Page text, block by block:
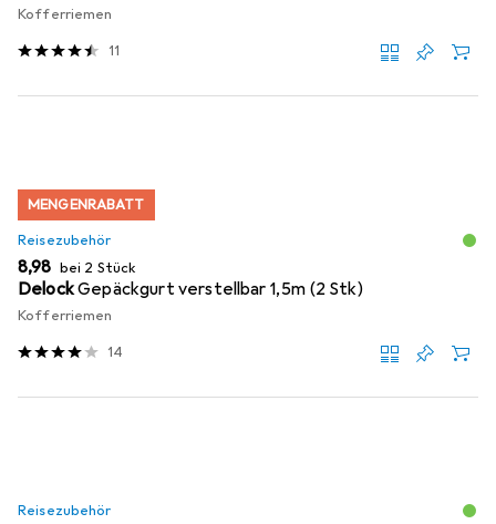
Kofferriemen
11
MENGENRABATT
Reisezubehör
EUR
8,98 bei 2 Stück
DelockGepäckgurt verstellbar 1,5m (2 Stk)
Kofferriemen
14
Reisezubehör